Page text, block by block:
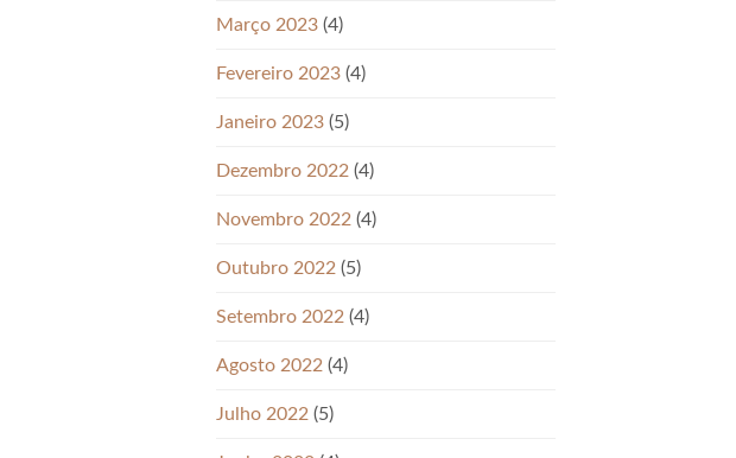
Março 2023 (4)
Fevereiro 2023 (4)
Janeiro 2023 (5)
Dezembro 2022 (4)
Novembro 2022 (4)
Outubro 2022 (5)
Setembro 2022 (4)
Agosto 2022 (4)
Julho 2022 (5)